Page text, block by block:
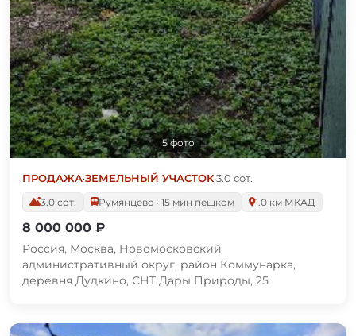
5 фото
ПРОДАЖА·ЗЕМЕЛЬНЫЙ УЧАСТОК·3.0 сот.
3.0 сот.
Румянцево · 15 мин пешком 1.0 км МКАД
8 000 000 ₽
Россия, Москва, Новомосковский
административный округ, район Коммунарка,
деревня Дудкино, СНТ Дары Природы, 25